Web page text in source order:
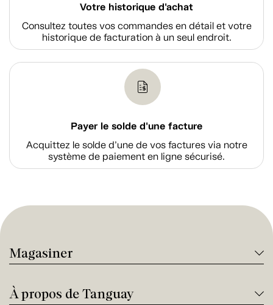
Votre historique d'achat
Consultez toutes vos commandes en détail et votre
historique de facturation à un seul endroit.
Payer le solde d'une facture
Acquittez le solde d’une de vos factures via notre
système de paiement en ligne sécurisé.
Magasiner
À propos de Tanguay